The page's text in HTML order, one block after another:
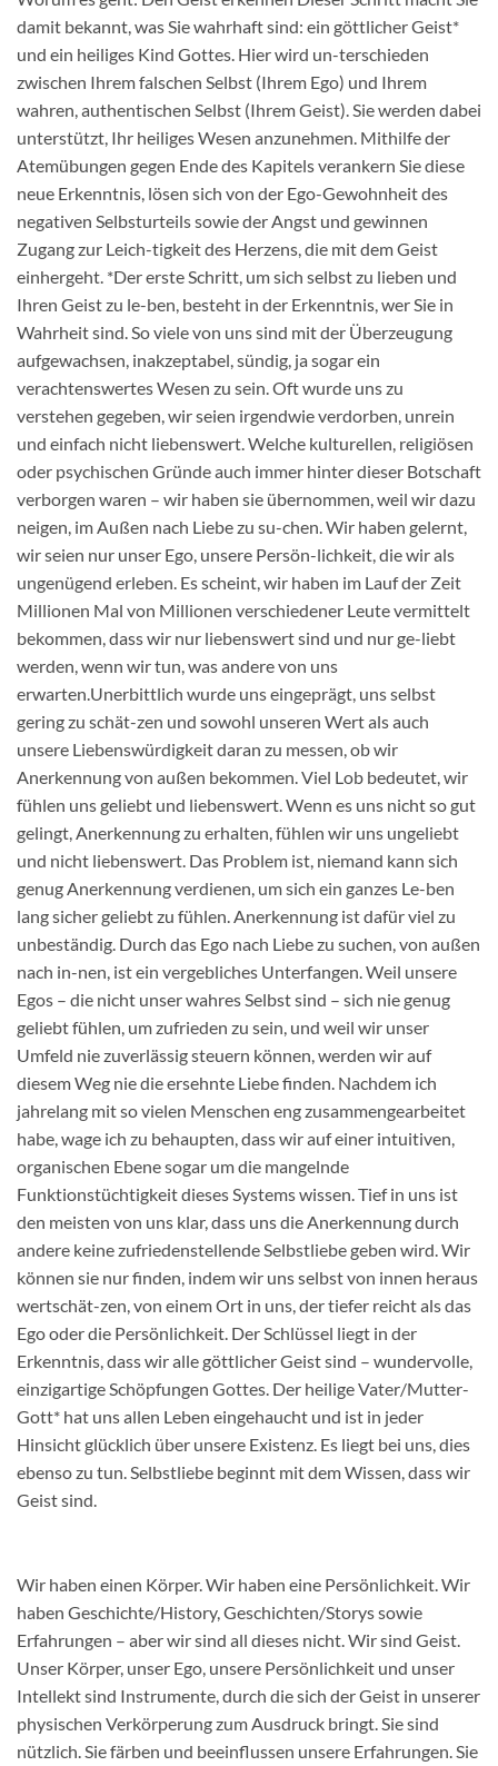
damit bekannt, was Sie wahrhaft sind: ein göttlicher Geist*
und ein heiliges Kind Gottes. Hier wird un-terschieden
zwischen Ihrem falschen Selbst (Ihrem Ego) und Ihrem
wahren, authentischen Selbst (Ihrem Geist). Sie werden dabei
unterstützt, Ihr heiliges Wesen anzunehmen. Mithilfe der
Atemübungen gegen Ende des Kapitels verankern Sie diese
neue Erkenntnis, lösen sich von der Ego-Gewohnheit des
negativen Selbsturteils sowie der Angst und gewinnen
Zugang zur Leich-tigkeit des Herzens, die mit dem Geist
einhergeht. *Der erste Schritt, um sich selbst zu lieben und
Ihren Geist zu le-ben, besteht in der Erkenntnis, wer Sie in
Wahrheit sind. So viele von uns sind mit der Überzeugung
aufgewachsen, inakzeptabel, sündig, ja sogar ein
verachtenswertes Wesen zu sein. Oft wurde uns zu
verstehen gegeben, wir seien irgendwie verdorben, unrein
und einfach nicht liebenswert. Welche kulturellen, religiösen
oder psychischen Gründe auch immer hinter dieser Botschaft
verborgen waren – wir haben sie übernommen, weil wir dazu
neigen, im Außen nach Liebe zu su-chen. Wir haben gelernt,
wir seien nur unser Ego, unsere Persön-lichkeit, die wir als
ungenügend erleben. Es scheint, wir haben im Lauf der Zeit
Millionen Mal von Millionen verschiedener Leute vermittelt
bekommen, dass wir nur liebenswert sind und nur ge-liebt
werden, wenn wir tun, was andere von uns
erwarten.Unerbittlich wurde uns eingeprägt, uns selbst
gering zu schät-zen und sowohl unseren Wert als auch
unsere Liebenswürdigkeit daran zu messen, ob wir
Anerkennung von außen bekommen. Viel Lob bedeutet, wir
fühlen uns geliebt und liebenswert. Wenn es uns nicht so gut
gelingt, Anerkennung zu erhalten, fühlen wir uns ungeliebt
und nicht liebenswert. Das Problem ist, niemand kann sich
genug Anerkennung verdienen, um sich ein ganzes Le-ben
lang sicher geliebt zu fühlen. Anerkennung ist dafür viel zu
unbeständig. Durch das Ego nach Liebe zu suchen, von außen
nach in-nen, ist ein vergebliches Unterfangen. Weil unsere
Egos – die nicht unser wahres Selbst sind – sich nie genug
geliebt fühlen, um zufrieden zu sein, und weil wir unser
Umfeld nie zuverlässig steuern können, werden wir auf
diesem Weg nie die ersehnte Liebe finden. Nachdem ich
jahrelang mit so vielen Menschen eng zusammengearbeitet
habe, wage ich zu behaupten, dass wir auf einer intuitiven,
organischen Ebene sogar um die mangelnde
Funktionstüchtigkeit dieses Systems wissen. Tief in uns ist
den meisten von uns klar, dass uns die Anerkennung durch
andere keine zufriedenstellende Selbstliebe geben wird. Wir
können sie nur finden, indem wir uns selbst von innen heraus
wertschät-zen, von einem Ort in uns, der tiefer reicht als das
Ego oder die Persönlichkeit. Der Schlüssel liegt in der
Erkenntnis, dass wir alle göttlicher Geist sind – wundervolle,
einzigartige Schöpfungen Gottes. Der heilige Vater/Mutter-
Gott* hat uns allen Leben eingehaucht und ist in jeder
Hinsicht glücklich über unsere Existenz. Es liegt bei uns, dies
ebenso zu tun. Selbstliebe beginnt mit dem Wissen, dass wir
Geist sind.
Wir haben einen Körper. Wir haben eine Persönlichkeit. Wir
haben Geschichte/History, Geschichten/Storys sowie
Erfahrungen – aber wir sind all dieses nicht. Wir sind Geist.
Unser Körper, unser Ego, unsere Persönlichkeit und unser
Intellekt sind Instrumente, durch die sich der Geist in unserer
physischen Verkörperung zum Ausdruck bringt. Sie sind
nützlich. Sie färben und beeinflussen unsere Erfahrungen. Sie